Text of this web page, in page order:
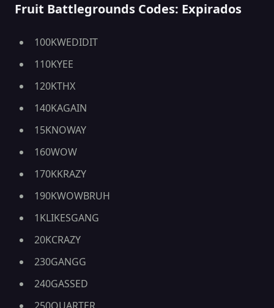
Fruit Battlegrounds Codes: Expirados
100KWEDIDIT
110KYEE
120KTHX
140KAGAIN
15KNOWAY
160WOW
170KKRAZY
190KWOWBRUH
1KLIKESGANG
20KCRAZY
230GANGG
240GASSED